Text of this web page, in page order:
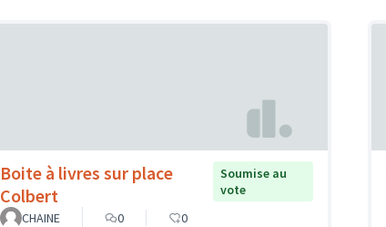
Boite à livres sur place
Colbert
Soumise au
vote
CHAINE
0 0